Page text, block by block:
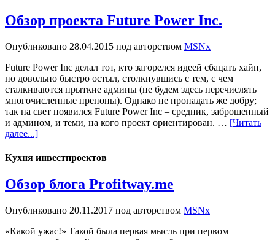
Обзор проекта Future Power Inc.
Опубликовано 28.04.2015 под авторством MSNx
Future Power Inc делал тот, кто загорелся идеей сбацать хайп,
но довольно быстро остыл, столкнувшись с тем, с чем
сталкиваются прыткие админы (не будем здесь перечислять
многочисленные препоны). Однако не пропадать же добру;
так на свет появился Future Power Inc – средник, заброшенный
и админом, и теми, на кого проект ориентирован. … [Читать
далее...]
Кухня инвестпроектов
Обзор блога Profitway.me
Опубликовано 20.11.2017 под авторством MSNx
«Какой ужас!» Такой была первая мысль при первом